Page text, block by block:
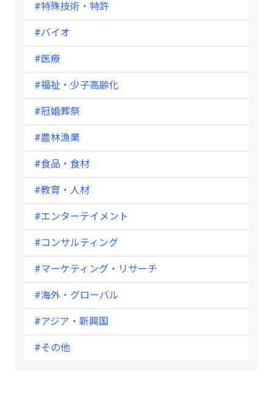
#特殊技術・特許
#バイオ
#医療
#福祉・少子高齢化
#冠婚葬祭
#農林漁業
#食品・食材
#教育・人材
#エンターテイメント
#コンサルティング
#マーケティング・リサーチ
#海外・グローバル
#アジア・新興国
#その他